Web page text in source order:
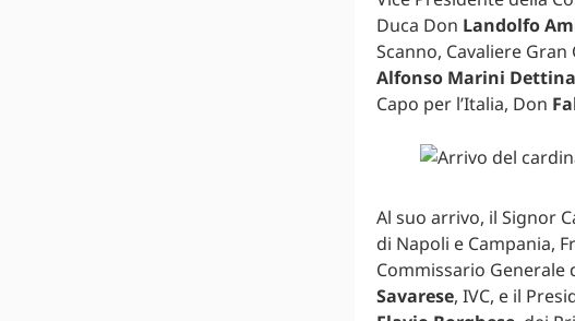
Duca Don Landolfo
Scanno, Cavaliere
Alfonso Marini Dettina
Capo per l’Italia, Don
Al suo arrivo, il Signor
di Napoli e Campania,
Commissario Generale
Savarese, IVC, e il